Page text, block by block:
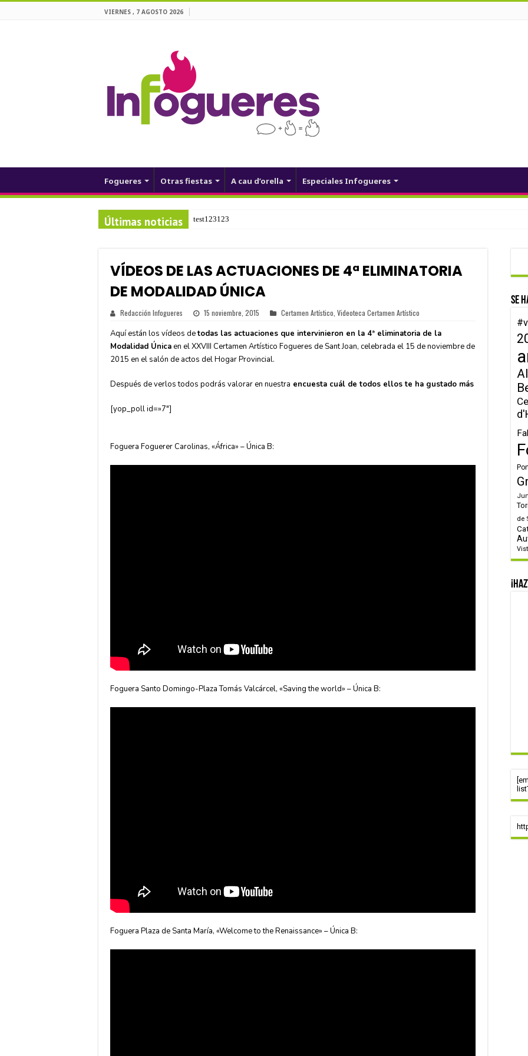
VIERNES , 7 AGOSTO 2026
Fogueres Otras fiestas A cau d’orella Especiales Infogueres
Últimas noticias test123123
VÍDEOS DE LAS ACTUACIONES DE 4ª ELIMINATORIA
DE MODALIDAD ÚNICA
Redacción Infogueres 15 noviembre, 2015 Certamen Artístico Videoteca Certamen Artístico
Aquí están los vídeos detodas las actuaciones que intervinieron en la 4ª eliminatoria de la
Modalidad Únicaen el XXVIII Certamen Artístico Fogueres de Sant Joan, celebrada el 15 de noviembre de
2015 en el salón de actos del Hogar Provincial.
Después de verlos todos podrás valorar en nuestra encuesta cuál de todos ellos te ha gustado más
[yop_poll id=»7″]
Foguera Foguerer Carolinas, «África» – Única B:
Foguera Santo Domingo-Plaza Tomás Valcárcel, «Saving the world» – Única B:
Foguera Plaza de Santa María, «Welcome to the Renaissance» – Única B:
Se
de